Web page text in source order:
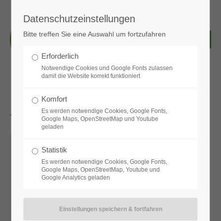
Anmelden
|Lost your password?
Aktuelle News & Bilder
Datenschutzeinstellungen
Bitte treffen Sie eine Auswahl um fortzufahren
Erforderlich
Notwendige Cookies und Google Fonts zulassen
damit die Website korrekt funktioniert
Komfort
Es werden notwendige Cookies, Google Fonts,
Google Maps, OpenStreetMap und Youtube
geladen
Statistik
Es werden notwendige Cookies, Google Fonts,
Google Maps, OpenStreetMap, Youtube und
Google Analytics geladen